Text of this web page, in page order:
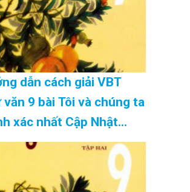
dẫn cách giải VBT
văn 9 bài Tôi và chúng ta
xác nhất Cập Nhật